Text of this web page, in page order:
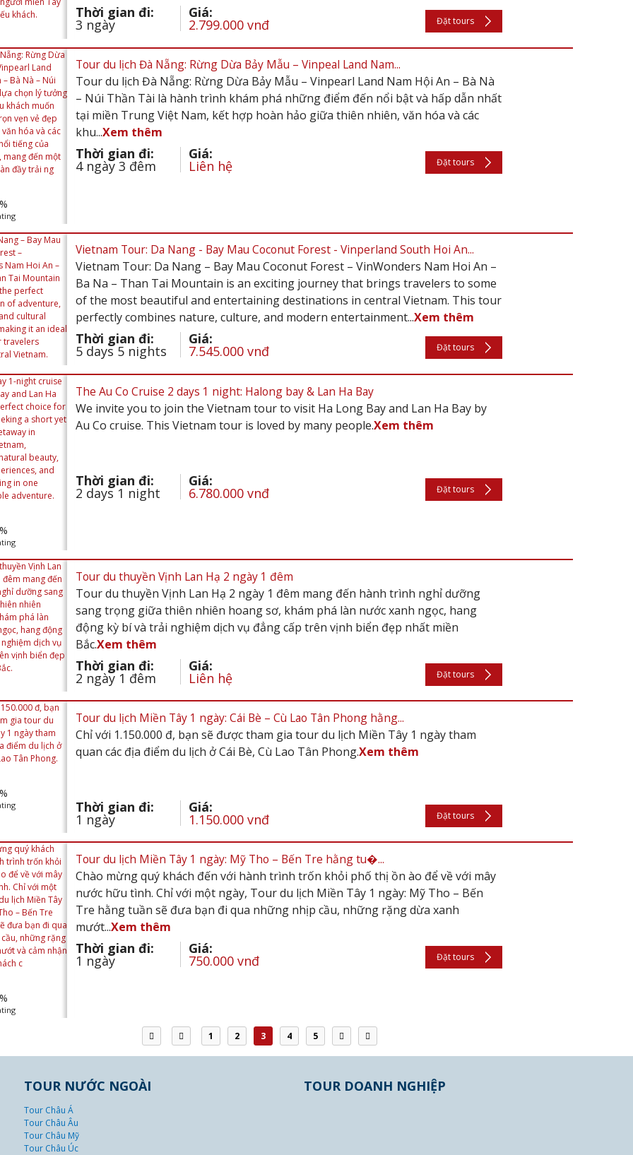
Thời gian đi:
3 ngày
Giá:
2.799.000 vnđ Đặt tours
Tour du lịch Đà Nẵng: Rừng Dừa Bảy Mẫu – Vinpeal Land Nam...
Tour du lịch Đà Nẵng: Rừng Dừa Bảy Mẫu – Vinpearl Land Nam Hội An – Bà Nà
– Núi Thần Tài là hành trình khám phá những điểm đến nổi bật và hấp dẫn nhất
tại miền Trung Việt Nam, kết hợp hoàn hảo giữa thiên nhiên, văn hóa và các
khu...Xem thêm
Thời gian đi:
4 ngày 3 đêm
Giá:
Liên hệ Đặt tours
Vietnam Tour: Da Nang - Bay Mau Coconut Forest - Vinperland South Hoi An...
Vietnam Tour: Da Nang – Bay Mau Coconut Forest – VinWonders Nam Hoi An –
Ba Na – Than Tai Mountain is an exciting journey that brings travelers to some
of the most beautiful and entertaining destinations in central Vietnam. This tour
perfectly combines nature, culture, and modern entertainment...Xem thêm
Thời gian đi:
5 days 5 nights
Giá:
7.545.000 vnđ Đặt tours
The Au Co Cruise 2 days 1 night: Halong bay & Lan Ha Bay
We invite you to join the Vietnam tour to visit Ha Long Bay and Lan Ha Bay by
Au Co cruise. This Vietnam tour is loved by many people.Xem thêm
Thời gian đi:
2 days 1 night
Giá:
6.780.000 vnđ Đặt tours
Tour du thuyền Vịnh Lan Hạ 2 ngày 1 đêm
Tour du thuyền Vịnh Lan Hạ 2 ngày 1 đêm mang đến hành trình nghỉ dưỡng
sang trọng giữa thiên nhiên hoang sơ, khám phá làn nước xanh ngọc, hang
động kỳ bí và trải nghiệm dịch vụ đẳng cấp trên vịnh biển đẹp nhất miền
Bắc.Xem thêm
Thời gian đi:
2 ngày 1 đêm
Giá:
Liên hệ Đặt tours
Tour du lịch Miền Tây 1 ngày: Cái Bè – Cù Lao Tân Phong hằng...
Chỉ với 1.150.000 đ, bạn sẽ được tham gia tour du lịch Miền Tây 1 ngày tham
quan các địa điểm du lịch ở Cái Bè, Cù Lao Tân Phong.Xem thêm
Thời gian đi:
1 ngày
Giá:
1.150.000 vnđ Đặt tours
Tour du lịch Miền Tây 1 ngày: Mỹ Tho – Bến Tre hằng tu�...
Chào mừng quý khách đến với hành trình trốn khỏi phố thị ồn ào để về với mây
nước hữu tình. Chỉ với một ngày, Tour du lịch Miền Tây 1 ngày: Mỹ Tho – Bến
Tre hằng tuần sẽ đưa bạn đi qua những nhịp cầu, những rặng dừa xanh
mướt...Xem thêm
Thời gian đi:
1 ngày
Giá:
750.000 vnđ Đặt tours
1 2 3 4 5
TOUR NƯỚC NGOÀI
Tour Châu Á
Tour Châu Âu
Tour Châu Mỹ
Tour Châu Úc
TOUR DOANH NGHIỆP